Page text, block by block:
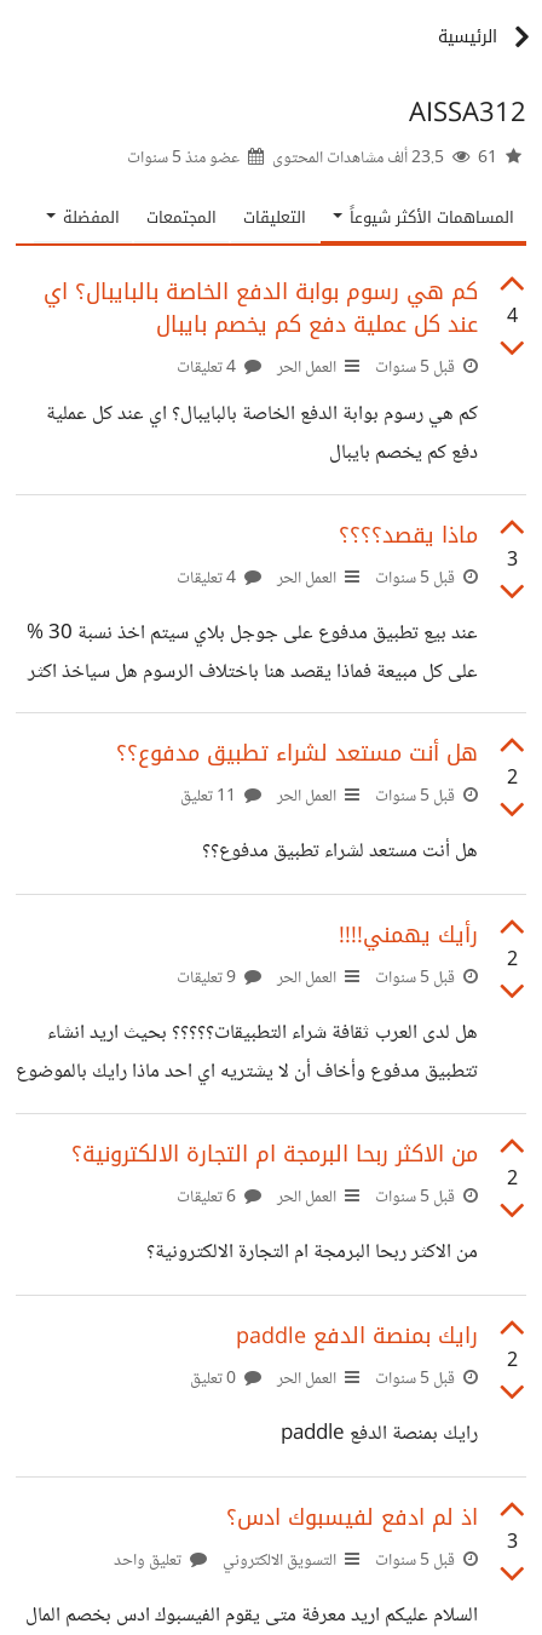
الرئيسية
AISSA312
عضو منذ5 سنوات
المساهمات الأكثر شيوعاً التعليقات المجتمعات المفضلة
4
كم هي رسوم بوابة الدفع الخاصة بالبايبال؟ اي
عند كل عملية دفع كم يخصم بايبال
قبل 5 سنوات العمل الحر
كم هي رسوم بوابة الدفع الخاصة بالبايبال؟ اي عند كل عملية
دفع كم يخصم بايبال
3
ماذا يقصد؟؟؟؟
قبل 5 سنوات العمل الحر
عند بيع تطبيق مدفوع على جوجل بلاي سيتم اخذ نسبة 30 %
على كل مبيعة فماذا يقصد هنا باختلاف الرسوم هل سياخذ اكثر
او اقل من 30 بالمئة 'تخضع جميع عمليات الشراء في Google
Play لرسوم المعاملات المفروضة على التاجر. وتختلف هذه
الرسوم باختلاف العملة." الرابط:
wer/7159343?
hl=ar#:~:text=%D8%AA%D8%A8%D9%84%D8%
BA%20%D9%86%D8%B3%D8%A8%D8%A9%20
%D8%B1%D8%B3%D9%88%D9%85%20%D8%A
7%D9%84%D9%85%D8%B9%D8%A7%D9%85%
D9%84%D8%A7%D8%AA%20%D9%84%D9%83
7%D9%84%D8%B3%D8%B9%D8%B1%20%D8%
A7%D9%84%D8%B0%D9%8A%20%D9%8A%D8
%AF%D9%81%D8%B9%D9%87%20%D8%A7%D
9%84%D8%B9%D9%85%D9%8A%D9%84.
2
هل أنت مستعد لشراء تطبيق مدفوع؟؟
قبل 5 سنوات العمل الحر
هل أنت مستعد لشراء تطبيق مدفوع؟؟
2
رأيك يهمني!!!!
قبل 5 سنوات العمل الحر
هل لدى العرب ثقافة شراء التطبيقات؟؟؟؟؟ بحيث اريد انشاء
تتطبيق مدفوع وأخاف أن لا يشتريه اي احد ماذا رايك بالموضوع
رايك يهمني
2
من الاكثر ربحا البرمجة ام التجارة الالكترونية؟
قبل 5 سنوات العمل الحر
من الاكثر ربحا البرمجة ام التجارة الالكترونية؟
2
رايك بمنصة الدفع paddle
قبل 5 سنوات العمل الحر
رايك بمنصة الدفع paddle
3
اذ لم ادفع لفيسبوك ادس؟
قبل 5 سنوات التسويق الالكتروني تعليق واحد
السلام عليكم اريد معرفة متى يقوم الفيسبوك ادس بخصم المال